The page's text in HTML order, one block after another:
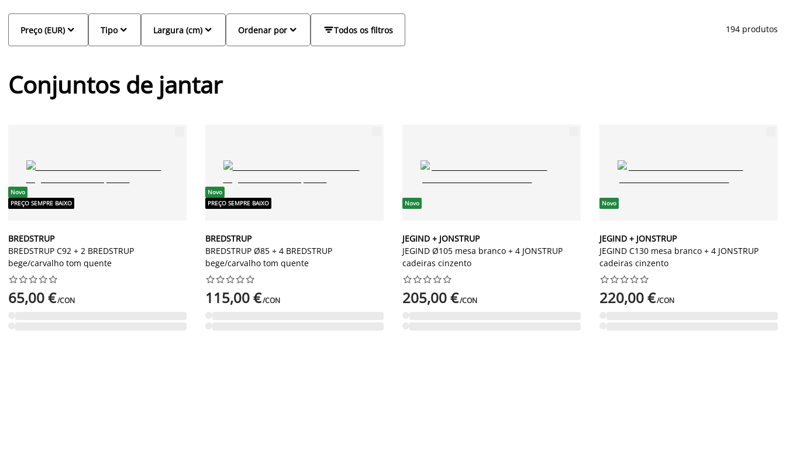

Preço (EUR) 
Tipo 
Largura (cm) Todos os filtros

Ordenar por 194 produtos
Conjuntos de jantar
Novo
PREÇO SEMPRE BAIXO
BREDSTRUP
BREDSTRUP C92 + 2 BREDSTRUP
bege/carvalho tom quente






65,00 €/CON
Novo
PREÇO SEMPRE BAIXO
BREDSTRUP
BREDSTRUP Ø85 + 4 BREDSTRUP
bege/carvalho tom quente






115,00 €/CON
Novo
JEGIND + JONSTRUP
JEGIND Ø105 mesa branco + 4 JONSTRUP
cadeiras cinzento






205,00 €/CON
Novo
JEGIND + JONSTRUP
JEGIND C130 mesa branco + 4 JONSTRUP
cadeiras cinzento






220,00 €/CON